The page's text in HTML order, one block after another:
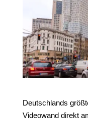
Deutschlands
Videowand direkt